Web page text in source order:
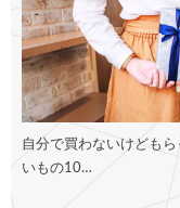
自分で買わないけどもら
いもの10…